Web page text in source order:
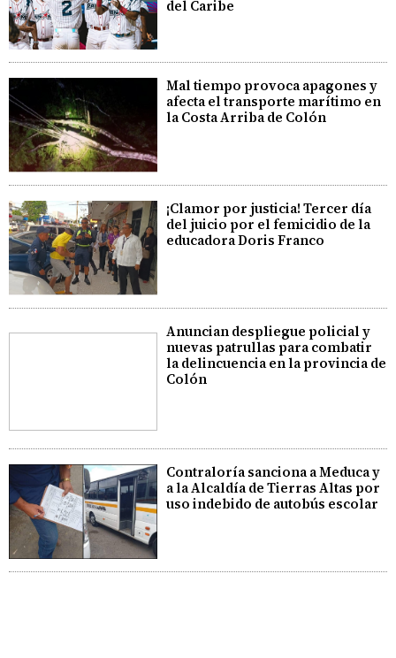
del Caribe
Mal tiempo provoca apagones y
afecta el transporte marítimo en
la Costa Arriba de Colón
¡Clamor por justicia! Tercer día
del juicio por el femicidio de la
educadora Doris Franco
Anuncian despliegue policial y
nuevas patrullas para combatir
la delincuencia en la provincia de
Colón
Contraloría sanciona a Meduca y
a la Alcaldía de Tierras Altas por
uso indebido de autobús escolar